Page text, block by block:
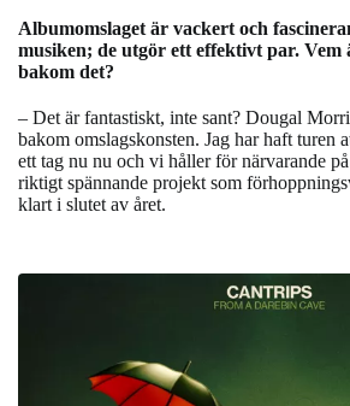
Albumomslaget är vackert och
musiken; de utgör ett effektivt par. Vem
bakom det?
– Det är fantastiskt, inte sant? Dougal
bakom omslagskonsten. Jag har haft turen
ett tag nu nu och vi håller för närvarande
riktigt spännande projekt som
klart i slutet av året.